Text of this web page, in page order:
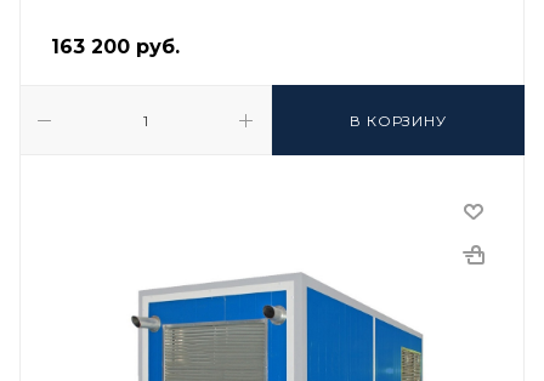
163 200 руб.
В КОРЗИНУ